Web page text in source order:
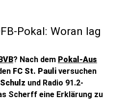
Pokal: Woran lag
? Nach dem Pokal-Aus
FC St. Pauli versuchen
und Radio 91.2-
Scherff eine Erklärung zu